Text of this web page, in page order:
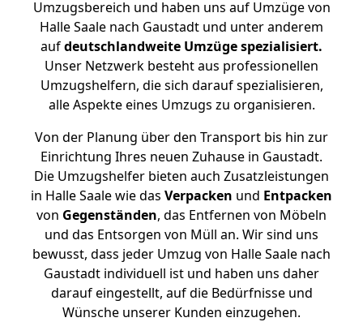
Umzugsbereich und haben uns auf Umzüge von
Halle Saale nach Gaustadt und unter anderem
aufdeutschlandweite Umzüge spezialisiert.
Unser Netzwerk besteht aus professionellen
Umzugshelfern, die sich darauf spezialisieren,
alle Aspekte eines Umzugs zu organisieren.
Von der Planung über den Transport bis hin zur
Einrichtung Ihres neuen Zuhause in Gaustadt.
Die Umzugshelfer bieten auch Zusatzleistungen
in Halle Saale wie das Verpacken und Entpacken
von Gegenständen, das Entfernen von Möbeln
und das Entsorgen von Müll an. Wir sind uns
bewusst, dass jeder Umzug von Halle Saale nach
Gaustadt individuell ist und haben uns daher
darauf eingestellt, auf die Bedürfnisse und
Wünsche unserer Kunden einzugehen.